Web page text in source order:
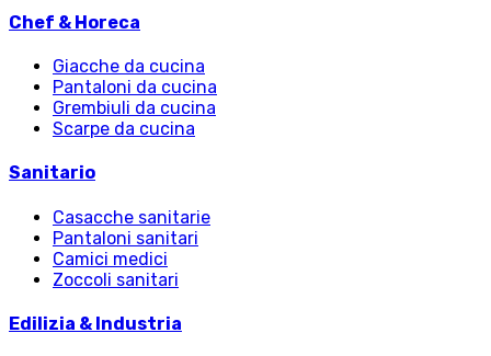
Chef & Horeca
Giacche da cucina
Pantaloni da cucina
Grembiuli da cucina
Scarpe da cucina
Sanitario
Casacche sanitarie
Pantaloni sanitari
Camici medici
Zoccoli sanitari
Edilizia & Industria